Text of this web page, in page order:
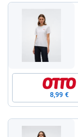
8,99 €